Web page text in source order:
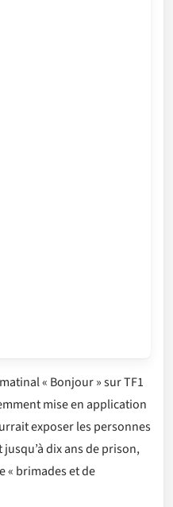
« Bonjour » sur TF1
mise en application
exposer les personnes
dix ans de prison,
« brimades et de